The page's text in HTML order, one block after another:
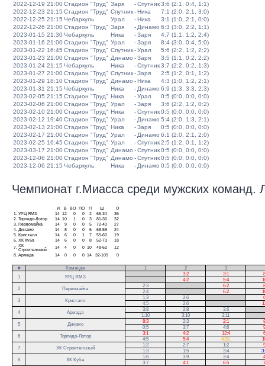
2022-12-19 21:00Стадион "Труд" Заря -Спутник3:6 (2:1, 0:4, 1:1)
2022-12-23 21:15 Стадион "Труд" Спутник-Ника
7:1 (2:0, 2:1, 3:0)
2022-12-25 21:15 Чебаркуль Урал -Ника
3:1 (1:0, 2:1, 0:0)
2022-12-26 21:00Стадион "Труд" Заря - Динамо 6:3 (3:0, 2:2, 1:1)
2023-01-15 21:30Чебаркуль Ника -Заря
4:7 (1:1, 1:2, 2:4)
2023-01-16 21:00Стадион "Труд" Урал -Заря
8:4 (3:0, 0:4, 5:0)
2023-01-22 16:45 Стадион "Труд" Спутник-Урал
5:6 (2:2, 1:2, 2:2)
2023-01-23 21:00Стадион "Труд" Динамо -Заря
3:5 (1:1, 0:2, 2:2)
2023-01-24 21:15 Чебаркуль Ника -Спутник3:7 (2:2, 0:2, 1:3)
2023-01-27 21:00Стадион "Труд" Спутник-Заря
2:5 (1:2, 0:1, 1:2)
2023-01-29 18:10Стадион "Труд" Динамо -Ника
4:3 (1:0, 1:2, 2:1)
2023-01-31 21:15 Чебаркуль Ника - Динамо 6:9 (1:3, 3:3, 2:3)
2023-02-05 21:15 Стадион "Труд" Ника -Урал
0:5 (0:0, 0:0, 0:0)
2023-02-06 21:00Стадион "Труд" Урал -Заря
3:6 (2:2, 1:2, 0:2)
2023-02-10 21:00Стадион "Труд" Ника -Спутник0:5 (0:0, 0:0, 0:0)
2023-02-12 19:40Стадион "Труд" Урал - Динамо 5:4 (2:0, 1:3, 2:1)
2023-02-13 21:00Стадион "Труд" Ника -Заря
0:5 (0:0, 0:0, 0:0)
2023-02-17 21:00Стадион "Труд" Урал - Динамо 6:1 (2:0, 2:1, 2:0)
2023-02-25 16:45 Стадион "Труд" Урал -Спутник2:5 (1:2, 0:1, 1:2)
2023-03-17 21:00Стадион "Труд" Динамо -Спутник0:5 (0:0, 0:0, 0:0)
2023-12-06 21:00Стадион "Труд" Динамо -Спутник0:5 (0:0, 0:0, 0:0)
2023-12-06 21:15 Чебаркуль Ника - Динамо 0:5 (0:0, 0:0, 0:0)
Чемпионат г.Миасса среди мужских команд.
И В ВО ПО П
О
1.
УРЦ ЯМЗ 14 12 0 0 2 65-34
36
2. Торпедо-Лотор 14 10 1 0 3 81-36
32
3.
Первомайка 14 9 0 0 5 72-40
27
4.
Динамо 14 8 0 0 6 68-59
24
5.
Кристалл 14 6 0 1 7 55-60
19
6. ХК Куба 14 6 0 0 8 52-73
18
7. ХК
Строительный
14 4 0 0 10 48-62
12
8. Армада 14 0 0 0 14 32-109 0
# Команда 1 2 3
1
УРЦ ЯМЗ
3:2 3:1
4:2 5:4
2
Первомайка
2:3 6:2
2:4
6:2
3
Кристалл
1:3 2:6
4:5
2:6
4
Армада
3:8 2:8 3:6
1:10
3:10 2:11
5
Динамо
8:3 2:3 2:1
0:5
3:7 4:6
6
Торпедо-Лотор
3:1 4:2 12:4
4:5
5:4 4:3Б
7
ХК Строительный
1:2 2:7 1:2
1:3
1:5 3:4
8
ХК Куба
1:6 3:9 3:4
3:7
4:1 6:5